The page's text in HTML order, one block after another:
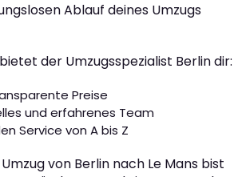
Ablauf deines Umzugs
der Umzugsspezialist Berlin dir:
Preise
und erfahrenes Team
Service von A bis Z
von Berlin nach Le Mans bist